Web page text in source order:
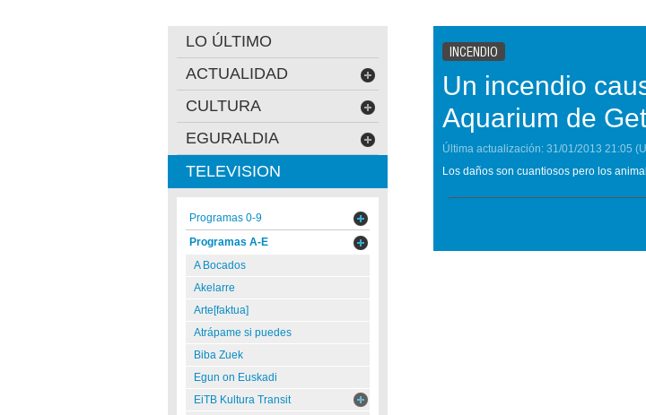
INCENDIO
Un incendio
Aquarium de
Última actualización: 31/01/2013 21:05
Los daños son cuantiosos pero los
LO ÚLTIMO
ACTUALIDAD
CULTURA
EGURALDIA
TELEVISION
Programas 0-9
Programas A-E
A Bocados
Akelarre
Arte[faktua]
Atrápame si puedes
Biba Zuek
Egun on Euskadi
EiTB Kultura Transit